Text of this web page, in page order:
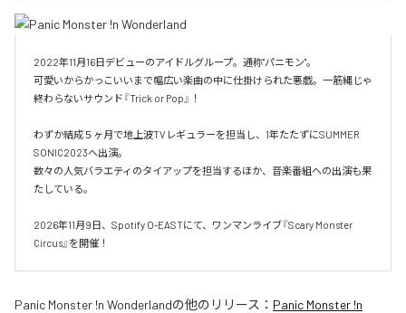
2022年11月16日デビューのアイドルグループ。通称"パニモン"。
可愛いからかっこいいまで幅広い楽曲の中に仕掛けられた悪戯。一筋縄じゃ
終わらないサウンド『Trick or Pop』！
わずか結成５ヶ月で地上波TVレギュラーを担当し、1年たたずにSUMMER
SONIC2023へ出演。
数々の人気バラエティのタイアップを担当するほか、音楽番組への出演も果
たしている。
2026年11月9日、Spotify O-EASTにて、ワンマンライブ『Scary Monster
Circus』を開催！
Panic Monster !n Wonderlandの他のリリース： Panic Monster !n